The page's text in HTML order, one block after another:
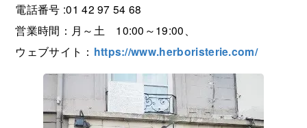
電話番号 :01 42 97 54 68
営業時間：月～土 10:00～19:00、
ウェブサイト： https://www.herboristerie.com/